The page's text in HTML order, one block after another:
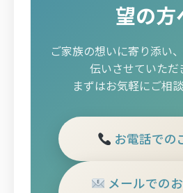
望の方
ご家族の想いに寄り添い
伝いさせていただ
まずはお気軽にご相
お電話での
メールでの